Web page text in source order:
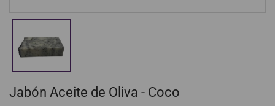
Jabón Aceite de Oliva - Coco